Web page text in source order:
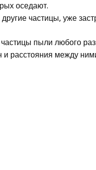
оседают.
частицы, уже
пыли любого
и расстояния между